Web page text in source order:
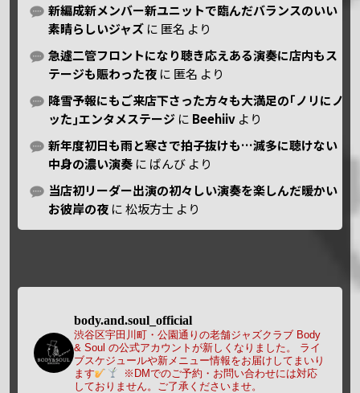
新編成新メンバー新ユニットで臨んだバランスのいい
素晴らしいジャズ に 匿名 より
急遽二管フロントになり聴き応えある演奏に店内もス
テージも賑わった夜 に 匿名 より
降雪予報にもご来店下さった方々も大満足の｢ノリにノ
ッた｣エンタメステージ に Beehiiv より
新年度初日も雨と寒さで拍子抜けも…滅多に聴けない
中身の濃い演奏 に ばんび より
当店初リーダー出演の初々しい演奏を楽しんだ暖かい
お彼岸の夜 に松坂方士 より
body.and.soul_official
渋谷区宇田川町・公園通りの老舗ジャズクラブ Body
& Soul の公式アカウントが新しくなりました。
ライ
ブスケジュールや新メニュー情報をお届けしてまいり
ます
※DMでのご予約・お問い合わせには対応
しておりません。ご了承くださいませ。